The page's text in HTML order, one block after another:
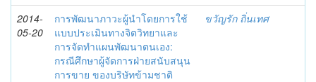
2014-
05-20
การพัฒนาภาวะผู้นำโดยการใช้
แบบประเมินทางจิตวิทยาและ
การจัดทำแผนพัฒนาตนเอง:
กรณีศึกษาผู้จัดการฝ่ายสนับสนุน
การขาย ของบริษัทข้ามชาติ
ขวัญรัก ถิ่นเทศ